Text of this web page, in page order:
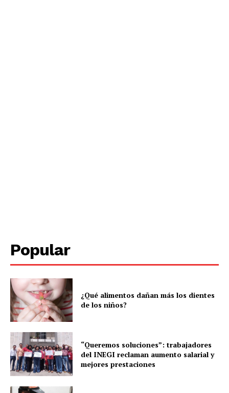
Menú
Yucatán
Sociedad y Negocios
Policíacas
Deportes
Municipios
Popular
¿Qué alimentos dañan más los dientes
de los niños?
“Queremos soluciones”: trabajadores
del INEGI reclaman aumento salarial y
mejores prestaciones